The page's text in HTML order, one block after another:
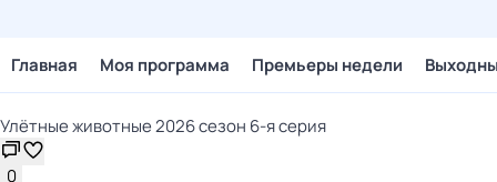
Главная Моя программа Премьеры недели
Улётные животные 2026 сезон 6-я серия
0